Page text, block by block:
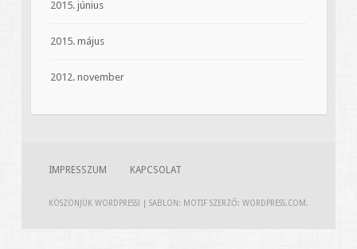
2015. június
2015. május
2012. november
IMPRESSZUM KAPCSOLAT
KÖSZÖNJÜK WORDPRESS! SABLON: MOTIF SZERZŐ: WORDPRESS.COM .